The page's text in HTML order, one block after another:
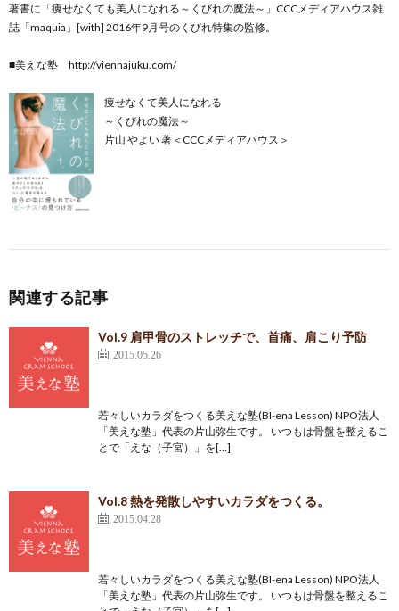
著書に「痩せなくても美人になれる～くびれの魔法～」CCCメディアハウス雑
誌「maquia」[with] 2016年9月号のくびれ特集の監修。
■美えな塾 http://viennajuku.com/
痩せなくて美人になれる
～くびれの魔法～
片山 やよい 著＜CCCメディアハウス＞
関連する記事
Vol.9 肩甲骨のストレッチで、首痛、肩こり予防
2015.05.26
若々しいカラダをつくる美えな塾(BI-ena Lesson) NPO法人
「美えな塾」代表の片山弥生です。 いつもは骨盤を整えるこ
とで「えな（子宮）」を[…]
Vol.8 熱を発散しやすいカラダをつくる。
2015.04.28
若々しいカラダをつくる美えな塾(BI-ena Lesson) NPO法人
「美えな塾」代表の片山弥生です。 いつもは骨盤を整えるこ